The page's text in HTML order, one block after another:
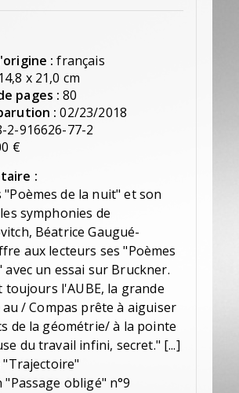
: français
14,8 x 21,0 cm
pages : 80
: 02/23/2018
2-916626-77-2
€
:
"Poèmes de la nuit" et son
symphonies de
Béatrice Gaugué-
aux lecteurs ses "Poèmes
avec un essai sur Bruckner.
toujours l'AUBE, la grande
/ Compas prête à aiguiser
de la géométrie/ à la pointe
du travail infini, secret." [...]
"Passage obligé" n°9